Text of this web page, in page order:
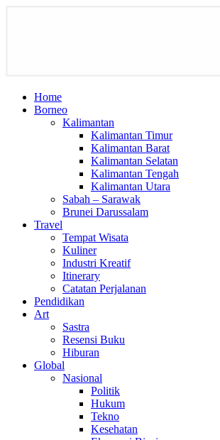
Home
Borneo
Kalimantan
Kalimantan Timur
Kalimantan Barat
Kalimantan Selatan
Kalimantan Tengah
Kalimantan Utara
Sabah – Sarawak
Brunei Darussalam
Travel
Tempat Wisata
Kuliner
Industri Kreatif
Itinerary
Catatan Perjalanan
Pendidikan
Art
Sastra
Resensi Buku
Hiburan
Global
Nasional
Politik
Hukum
Tekno
Kesehatan